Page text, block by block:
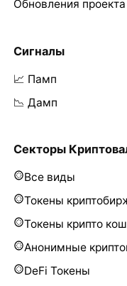
Обновления проекта
Сигналы
📈 Памп
📉 Дамп
Секторы
Все виды
Токены
Токены крипто
Анонимные
DeFi Токены